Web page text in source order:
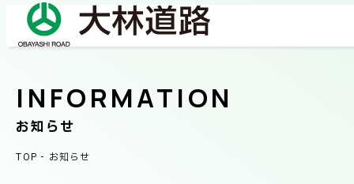
COMPANY
会社情報
会社概要
INFORMATION
お知らせ
TOP - お知らせ